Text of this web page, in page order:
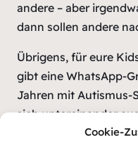
Cookie-
andere – aber
dann sollen andere
Übrigens, für eure
gibt eine WhatsApp-
Jahren mit Autismus-
sich untereinander
Erwachsene,